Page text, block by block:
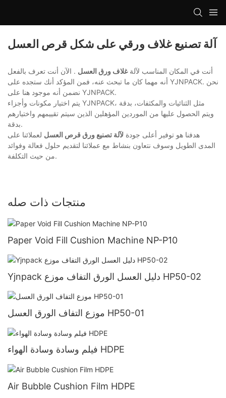
آلة تصنيع غلاف ورقي على شكل قرص العسل
أنت في المكان المناسب لآلةغلاف ورق العسل . الآن أنت تعرف بالفعل
أنه مهما كان ما تبحث عنه، فمن المؤكد أنك ستجده على YJNPACK. نحن
نضمن أنه موجود هنا على YJNPACK.
يتم اختيار مكونات وأجزاء YJNPACK، مثل الثنائيات والمكثفات، بدقة
ويتم الحصول عليها من الموردين المؤهلين الذين سيتم تقييمهم واختيارهم
بدقة.
هدفنا هو توفير أعلى جودة لآلة تصنيع ورق قرص العسل لعملائنا على
المدى الطويل وسوف نتعاون بنشاط مع عملائنا لتقديم حلول فعالة وفوائد
من حيث التكلفة.
منتجات ذات صله
Paper Void Fill Cushion Machine NP-P10
Yjnpack دليل العسل الورق التفاف موزع HP50-02
موزع التفاف الورق العسل HP50-01
فيلم وسادة وسادة الهواء HDPE
Air Bubble Cushion Film HDPE